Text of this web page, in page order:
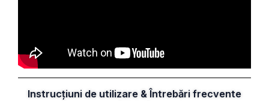
Instrucțiuni de utilizare & Întrebări frecvente